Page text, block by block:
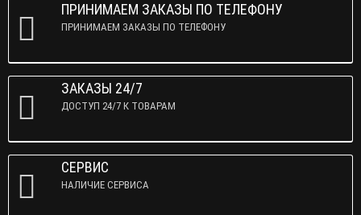
ПРИНИМАЕМ ЗАКАЗЫ ПО ТЕЛЕФОНУ
ПРИНИМАЕМ ЗАКАЗЫ ПО ТЕЛЕФОНУ
ЗАКАЗЫ 24/7
ДОСТУП 24/7 К ТОВАРАМ
СЕРВИС
НАЛИЧИЕ СЕРВИСА